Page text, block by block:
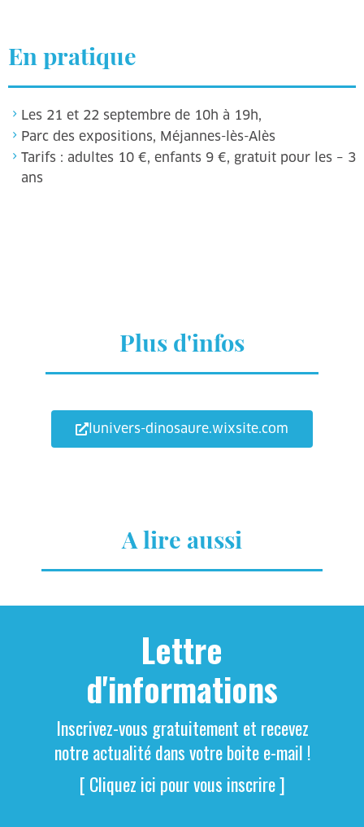
En pratique
Les 21 et 22 septembre de 10h à 19h,
Parc des expositions, Méjannes-lès-Alès
Tarifs : adultes 10 €, enfants 9 €, gratuit pour les – 3
ans
Plus d'infos
lunivers-dinosaure.wixsite.com
A lire aussi
Lettre
d'informations
Inscrivez-vous gratuitement et recevez
notre actualité dans votre boite e-mail !
[ Cliquez ici pour vous inscrire ]